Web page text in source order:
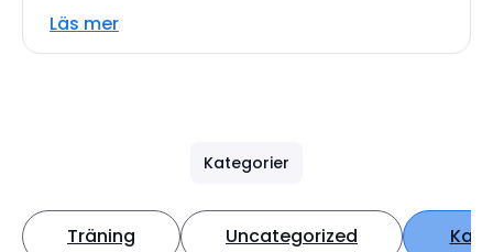
Läs mer
Kategorier
Träning Uncategorized Katt